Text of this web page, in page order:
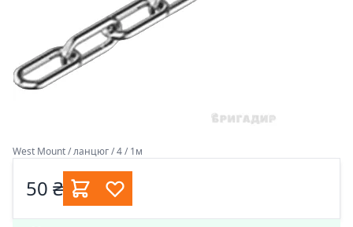
West Mount / ланцюг / 4 / 1м
50 ₴